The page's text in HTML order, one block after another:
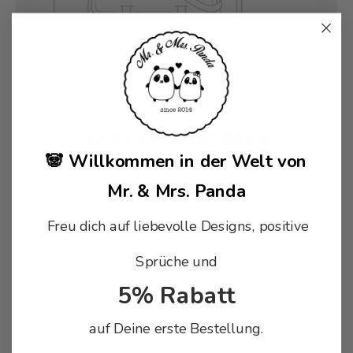
12-18 Monate Baby
Longsleeve
Shop now
🐼 Willkommen in der Welt von
Mr. & Mrs. Panda
Freu dich auf liebevolle Designs, positive
Sprüche und
5% Rabatt
auf Deine erste Bestellung.